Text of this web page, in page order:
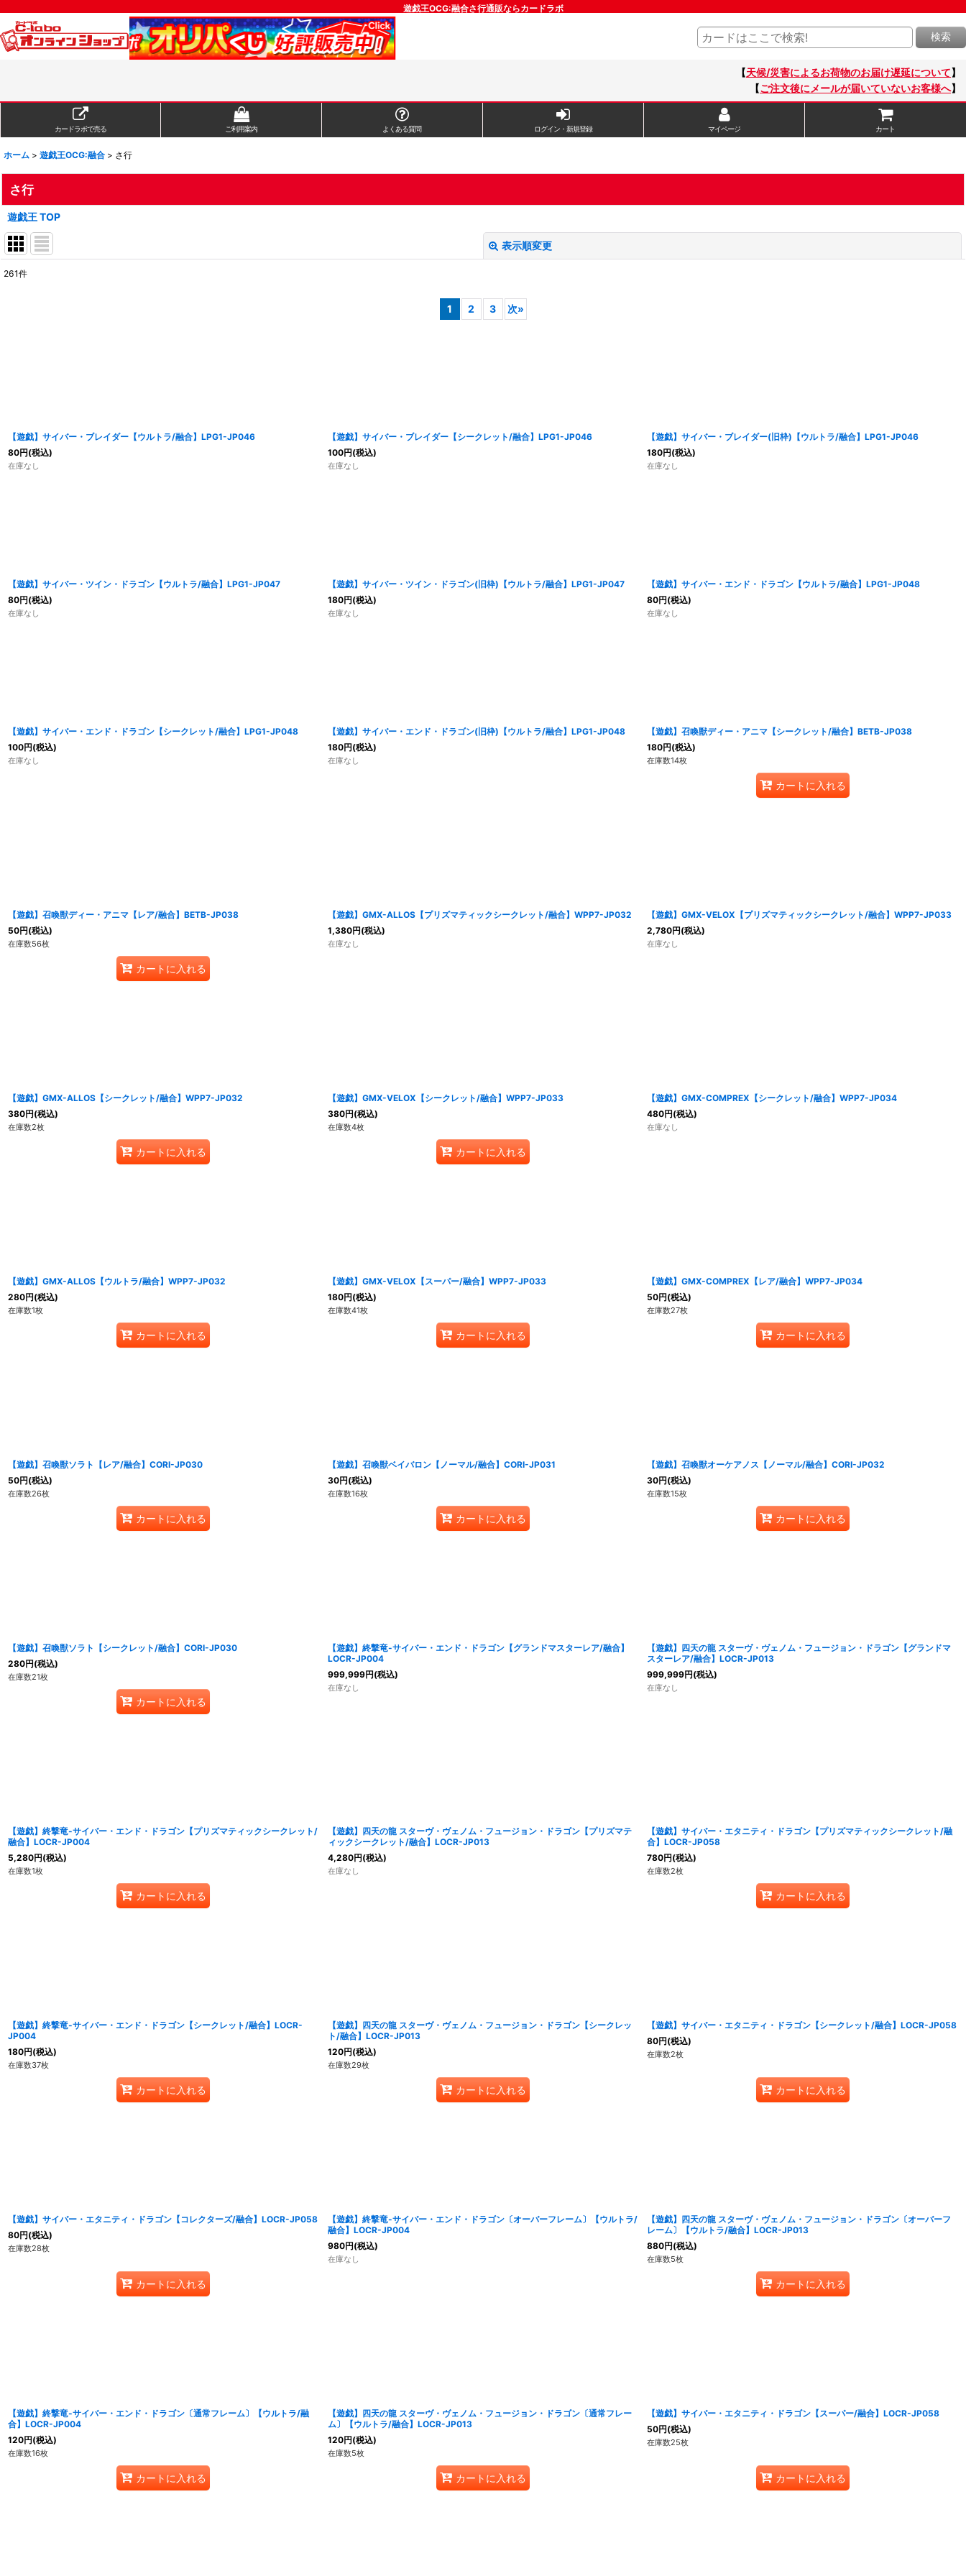
遊戯王OCG:融合さ行通販ならカードラボ
検索
【天候/災害によるお荷物のお届け遅延について】
【ご注文後にメールが届いていないお客様へ】
カードラボで売る ご利用案内 よくある質問 ログイン・新規登録 マイページ カート
ホーム > 遊戯王OCG:融合 > さ行
さ行
遊戯王 TOP
表示順変更
261件
1 2 3 次»
【遊戯】サイバー・ブレイダー【ウルトラ/融合】LPG1-JP046
80円(税込)
在庫なし
【遊戯】サイバー・ブレイダー【シークレット/融合】LPG1-JP046
100円(税込)
在庫なし
【遊戯】サイバー・ブレイダー(旧枠)【ウルトラ/融合】LPG1-JP046
180円(税込)
在庫なし
【遊戯】サイバー・ツイン・ドラゴン【ウルトラ/融合】LPG1-JP047
80円(税込)
在庫なし
【遊戯】サイバー・ツイン・ドラゴン(旧枠)【ウルトラ/融合】LPG1-JP047
180円(税込)
在庫なし
【遊戯】サイバー・エンド・ドラゴン【ウルトラ/融合】LPG1-JP048
80円(税込)
在庫なし
【遊戯】サイバー・エンド・ドラゴン【シークレット/融合】LPG1-JP048
100円(税込)
在庫なし
【遊戯】サイバー・エンド・ドラゴン(旧枠)【ウルトラ/融合】LPG1-JP048
180円(税込)
在庫なし
【遊戯】召喚獣ディー・アニマ【シークレット/融合】BETB-JP038
180円(税込)
在庫数14枚
カートに入れる
【遊戯】召喚獣ディー・アニマ【レア/融合】BETB-JP038
50円(税込)
在庫数56枚
カートに入れる
【遊戯】GMX-ALLOS【プリズマティックシークレット/融合】WPP7-JP032
1,380円(税込)
在庫なし
【遊戯】GMX-VELOX【プリズマティックシークレット/融合】WPP7-JP033
2,780円(税込)
在庫なし
【遊戯】GMX-ALLOS【シークレット/融合】WPP7-JP032
380円(税込)
在庫数2枚
カートに入れる
【遊戯】GMX-VELOX【シークレット/融合】WPP7-JP033
380円(税込)
在庫数4枚
カートに入れる
【遊戯】GMX-COMPREX【シークレット/融合】WPP7-JP034
480円(税込)
在庫なし
【遊戯】GMX-ALLOS【ウルトラ/融合】WPP7-JP032
280円(税込)
在庫数1枚
カートに入れる
【遊戯】GMX-VELOX【スーパー/融合】WPP7-JP033
180円(税込)
在庫数41枚
カートに入れる
【遊戯】GMX-COMPREX【レア/融合】WPP7-JP034
50円(税込)
在庫数27枚
カートに入れる
【遊戯】召喚獣ソラト【レア/融合】CORI-JP030
50円(税込)
在庫数26枚
カートに入れる
【遊戯】召喚獣ベイバロン【ノーマル/融合】CORI-JP031
30円(税込)
在庫数16枚
カートに入れる
【遊戯】召喚獣オーケアノス【ノーマル/融合】CORI-JP032
30円(税込)
在庫数15枚
カートに入れる
【遊戯】召喚獣ソラト【シークレット/融合】CORI-JP030
280円(税込)
在庫数21枚
カートに入れる
【遊戯】終撃竜-サイバー・エンド・ドラゴン【グランドマスターレア/融合】
LOCR-JP004
999,999円(税込)
在庫なし
【遊戯】四天の龍 スターヴ・ヴェノム・フュージョン・ドラゴン【グランドマ
スターレア/融合】LOCR-JP013
999,999円(税込)
在庫なし
【遊戯】終撃竜-サイバー・エンド・ドラゴン【プリズマティックシークレット/
融合】LOCR-JP004
5,280円(税込)
在庫数1枚
カートに入れる
【遊戯】四天の龍 スターヴ・ヴェノム・フュージョン・ドラゴン【プリズマテ
ィックシークレット/融合】LOCR-JP013
4,280円(税込)
在庫なし
【遊戯】サイバー・エタニティ・ドラゴン【プリズマティックシークレット/融
合】LOCR-JP058
780円(税込)
在庫数2枚
カートに入れる
【遊戯】終撃竜-サイバー・エンド・ドラゴン【シークレット/融合】LOCR-
JP004
180円(税込)
在庫数37枚
カートに入れる
【遊戯】四天の龍 スターヴ・ヴェノム・フュージョン・ドラゴン【シークレッ
ト/融合】LOCR-JP013
120円(税込)
在庫数29枚
カートに入れる
【遊戯】サイバー・エタニティ・ドラゴン【シークレット/融合】LOCR-JP058
80円(税込)
在庫数2枚
カートに入れる
【遊戯】サイバー・エタニティ・ドラゴン【コレクターズ/融合】LOCR-JP058
80円(税込)
在庫数28枚
カートに入れる
【遊戯】終撃竜-サイバー・エンド・ドラゴン〔オーバーフレーム〕【ウルトラ/
融合】LOCR-JP004
980円(税込)
在庫なし
【遊戯】四天の龍 スターヴ・ヴェノム・フュージョン・ドラゴン〔オーバーフ
レーム〕【ウルトラ/融合】LOCR-JP013
880円(税込)
在庫数5枚
カートに入れる
【遊戯】終撃竜-サイバー・エンド・ドラゴン〔通常フレーム〕【ウルトラ/融
合】LOCR-JP004
120円(税込)
在庫数16枚
カートに入れる
【遊戯】四天の龍 スターヴ・ヴェノム・フュージョン・ドラゴン〔通常フレー
ム〕【ウルトラ/融合】LOCR-JP013
120円(税込)
在庫数5枚
カートに入れる
【遊戯】サイバー・エタニティ・ドラゴン【スーパー/融合】LOCR-JP058
50円(税込)
在庫数25枚
カートに入れる